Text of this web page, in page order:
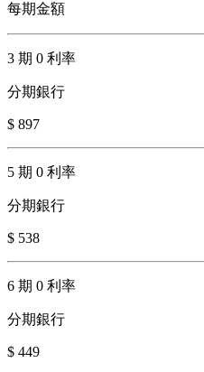
每期金額
3 期 0 利率
分期銀行
$ 897
5 期 0 利率
分期銀行
$ 538
6 期 0 利率
分期銀行
$ 449